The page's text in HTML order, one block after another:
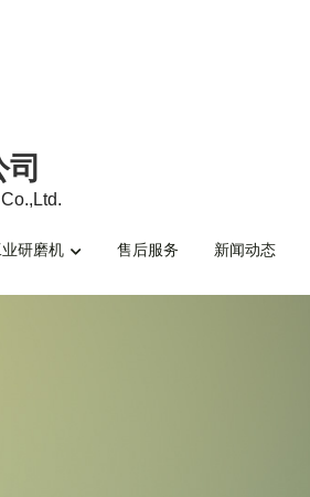
研磨机 售后服务 新闻动态
研磨机 售后服务 新闻动态